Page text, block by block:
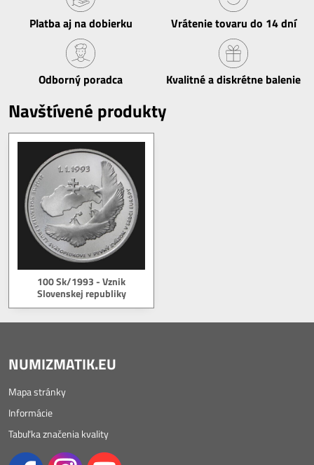
Platba aj na dobierku Vrátenie tovaru do 14 dní
Odborný poradca Kvalitné a diskrétne balenie
Navštívené produkty
100 Sk/1993 - Vznik
Slovenskej republiky
NUMIZMATIK.EU
Mapa stránky
Informácie
Tabuľka značenia kvality